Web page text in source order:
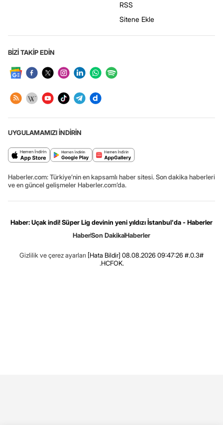
RSS
Sitene Ekle
BİZİ TAKİP EDİN
UYGULAMAMIZI İNDİRİN
Haberler.com: Türkiye’nin en kapsamlı haber sitesi. Son dakika haberleri
ve en güncel gelişmeler Haberler.com’da.
Haber: Uçak indi! Süper Lig devinin yeni yıldızı İstanbul'da - Haberler
HaberSon DakikaHaberler
Gizlilik ve çerez ayarları [Hata Bildir] 08.08.2026 09:47:26 #.0.3#
.HCFOK.